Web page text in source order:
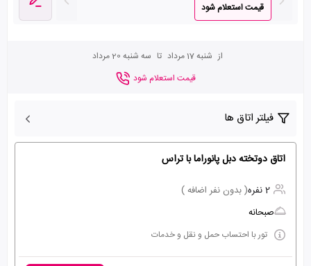
قیمت استعلام شود
از شنبه 17 مرداد تا سه شنبه 20 مرداد
قیمت استعلام شود
فیلتر اتاق ها
اتاق دوتخته دبل پانوراما با تراس
2 نفره
( بدون نفر اضافه )
صبحانه
تور با احتساب حمل و نقل و خدمات